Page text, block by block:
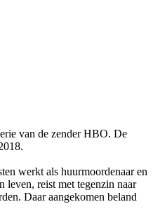
van de zender HBO. De
werkt als huurmoordenaar en
leven, reist met tegenzin naar
Daar aangekomen beland